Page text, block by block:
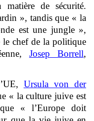
matière de sécurité.
», tandis que « la
est une jungle »,
le chef de la politique
Josep Borrell,
Ursula von der
« la culture juive est
« l’Europe doit